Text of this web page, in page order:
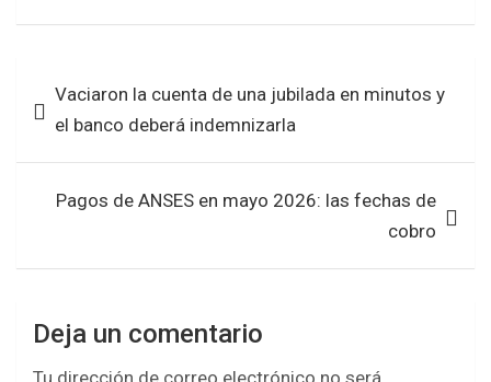
ce
o
o
k
tt at
A
p
p
ar
de Vaciaron la cuenta de una jubilada en minutos y
el banco deberá indemnizarla
Pagos de ANSES en mayo 2026: las fechas de
cobro
Deja un comentario